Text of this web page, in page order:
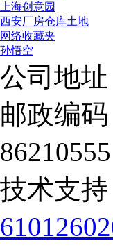
上海创意园
西安厂房仓库土地
网络收藏夹
孙悟空
公司地
邮政编
技术支持